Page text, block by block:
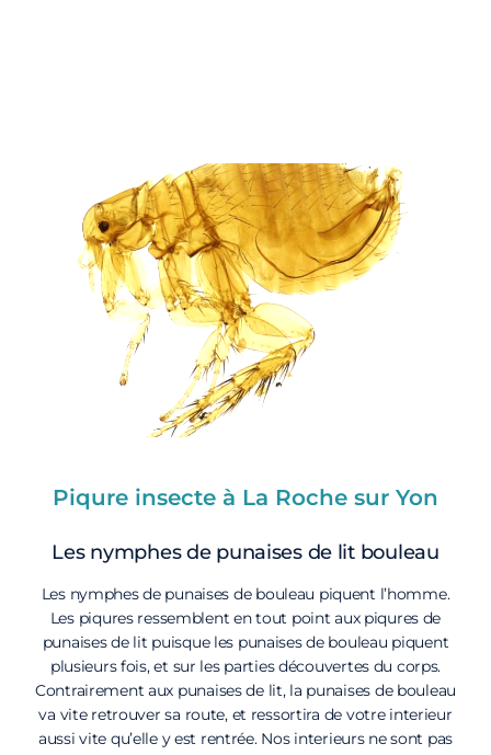
Piqure insecte à La Roche sur Yon
Les nymphes de punaises de lit bouleau
Les nymphes de punaises de bouleau piquent l’homme.
Les piqures ressemblent en tout point aux piqures de
punaises de lit puisque les punaises de bouleau piquent
plusieurs fois, et sur les parties découvertes du corps.
Contrairement aux punaises de lit, la punaises de bouleau
va vite retrouver sa route, et ressortira de votre interieur
aussi vite qu’elle y est rentrée. Nos interieurs ne sont pas